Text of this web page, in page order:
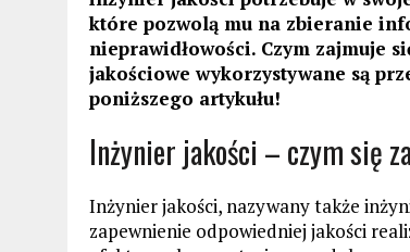
które pozwolą mu na zbieranie
nieprawidłowości. Czym zajmuje
jakościowe wykorzystywane są
poniższego artykułu!
Inżynier jakości – czym się
Inżynier jakości, nazywany także
zapewnienie odpowiedniej jakości